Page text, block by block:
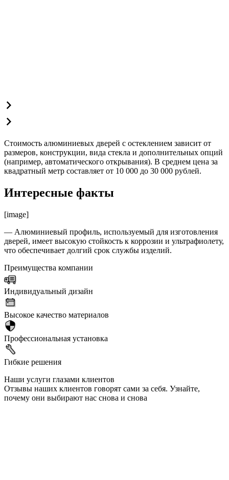
Стоимость алюминиевых дверей с остеклением зависит от
размеров, конструкции, вида стекла и дополнительных опций
(например, автоматического открывания). В среднем цена за
квадратный метр составляет от 10 000 до 30 000 рублей.
Интересные факты
[image]
— Алюминиевый профиль, используемый для изготовления
дверей, имеет высокую стойкость к коррозии и ультрафиолету,
что обеспечивает долгий срок службы изделий.
Преимущества компании
Индивидуальный дизайн
Высокое качество материалов
Профессиональная установка
Гибкие решения
Наши услуги глазами клиентов
Отзывы наших клиентов говорят сами за себя. Узнайте,
почему они выбирают нас снова и снова